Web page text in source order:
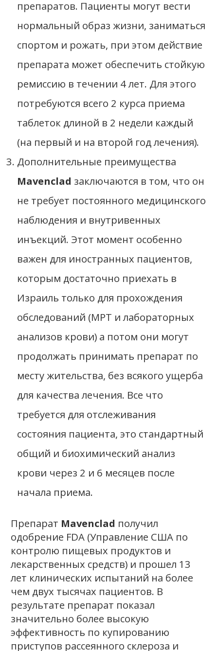
препаратов. Пациенты могут вести
нормальный образ жизни, заниматься
спортом и рожать, при этом действие
препарата может обеспечить стойкую
ремиссию в течении 4 лет. Для этого
потребуются всего 2 курса приема
таблеток длиной в 2 недели каждый
(на первый и на второй год лечения).
Дополнительные преимущества
Mavenclad заключаются в том, что он
не требует постоянного медицинского
наблюдения и внутривенных
инъекций. Этот момент особенно
важен для иностранных пациентов,
которым достаточно приехать в
Израиль только для прохождения
обследований (МРТ и лабораторных
анализов крови) а потом они могут
продолжать принимать препарат по
месту жительства, без всякого ущерба
для качества лечения. Все что
требуется для отслеживания
состояния пациента, это стандартный
общий и биохимический анализ
крови через 2 и 6 месяцев после
начала приема.
Препарат Mavenclad получил
одобрение FDA (Управление США по
контролю пищевых продуктов и
лекарственных средств) и прошел 13
лет клинических испытаний на более
чем двух тысячах пациентов. В
результате препарат показал
значительно более высокую
эффективность по купированию
приступов рассеянного склероза и